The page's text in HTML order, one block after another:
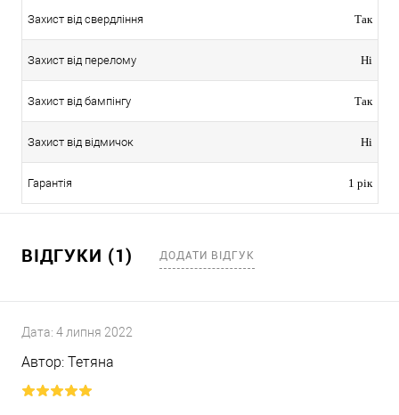
Захист від свердління Так
Захист від перелому Ні
Захист від бампінгу Так
Захист від відмичок Ні
Гарантія 1 рік
ВІДГУКИ (1) ДОДАТИ ВІДГУК
Дата: 4 липня 2022
Автор: Тетяна